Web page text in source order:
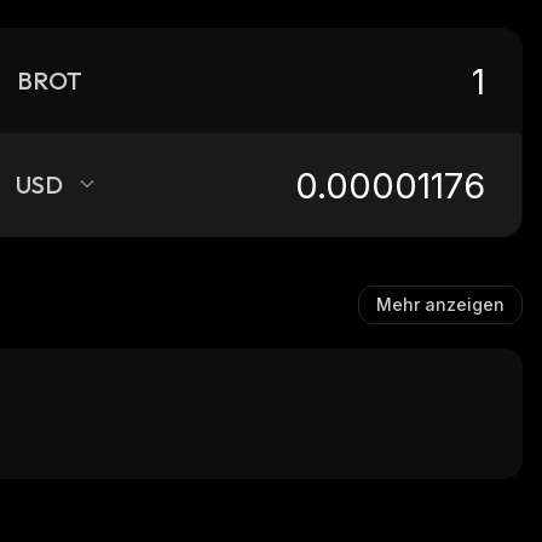
BROT
USD
Mehr anzeigen